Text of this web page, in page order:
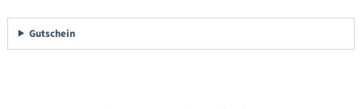
Gutschein